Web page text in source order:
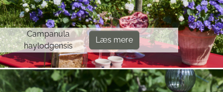
Campanula
haylodgensis
Læs mere